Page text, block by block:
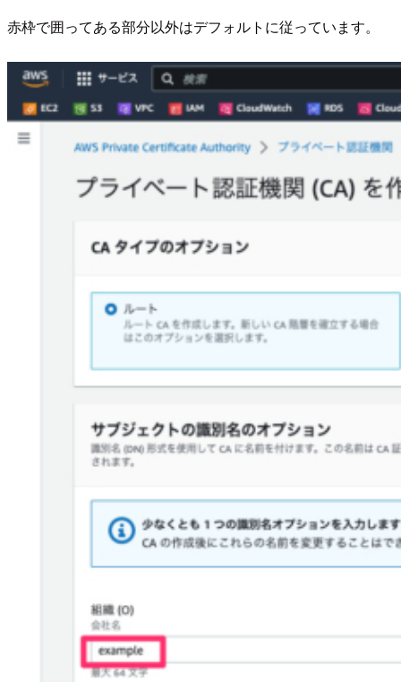
赤枠で囲ってある部分以外はデフォルトに従っています。